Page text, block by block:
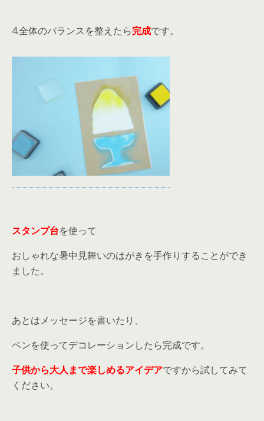
4.全体のバランスを整えたら完成です。
スタンプ台を使って
おしゃれな暑中見舞いのはがきを手作りすることができ
ました。
あとはメッセージを書いたり、
ペンを使ってデコレーションしたら完成です。
子供から大人まで楽しめるアイデアですから試してみて
ください。